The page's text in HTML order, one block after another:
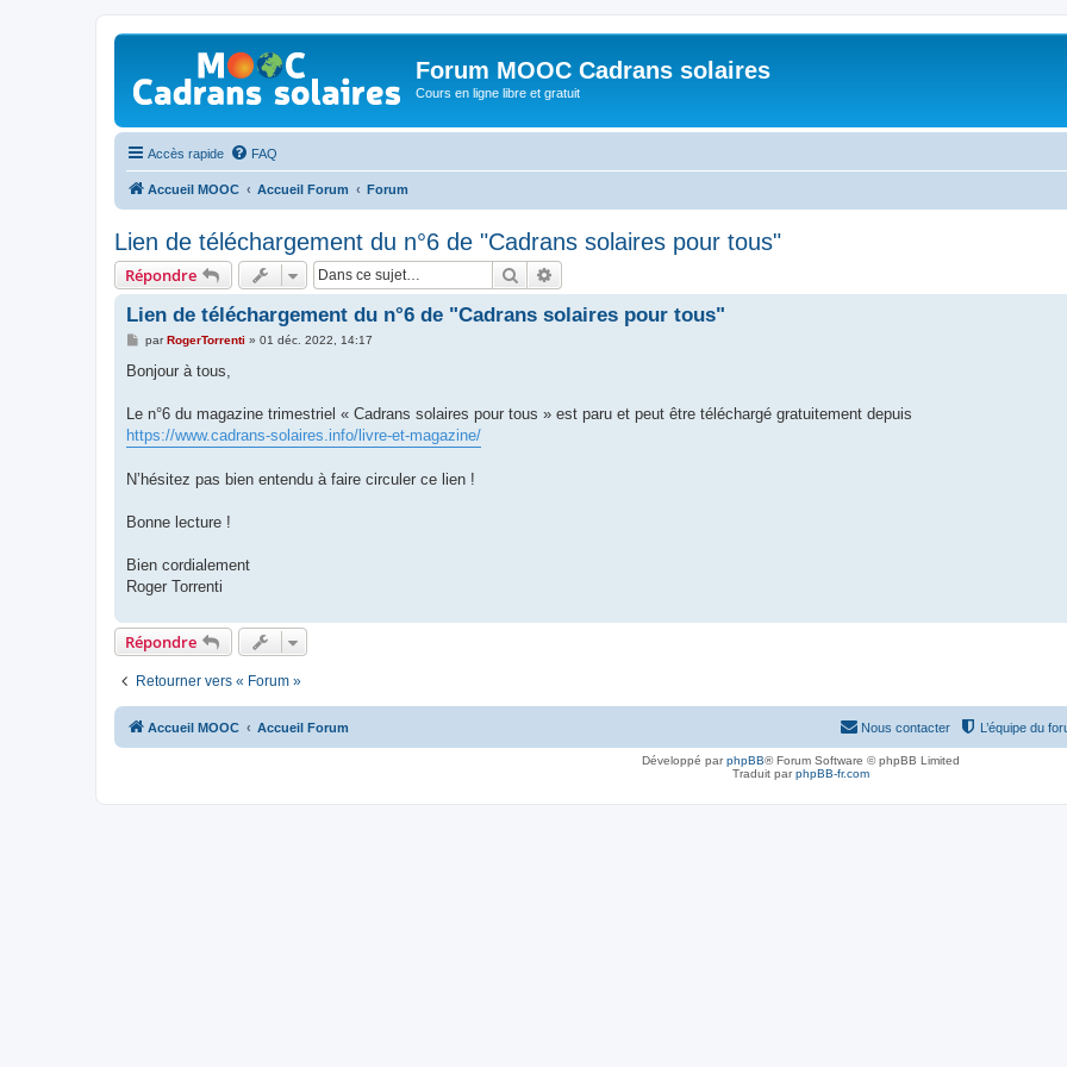
Forum MOOC Cadrans solaires
Cours en ligne libre et gratuit
Accès rapide FAQ
Accueil MOOC Accueil Forum Forum
Lien de téléchargement du n°6 de "Cadrans solaires pour tous"
Répondre Rechercher
Lien de téléchargement du n°6 de "Cadrans solaires pour tous"
M
s
g
parRogerTorrenti » 01 déc. 2022, 14:17
Bonjour à tous,
Le n°6 du magazine trimestriel « Cadrans solaires pour tous » est paru et peut être téléchargé gratuitement depuis
https://www.cadrans-solaires.info/livre-et-magazine/
N’hésitez pas bien entendu à faire circuler ce lien !
Bonne lecture !
Bien cordialement
Roger Torrenti
Répondre
Retourner vers « Forum »
Accueil MOOC Accueil Forum L’équipe du
Nous contacter
Développé parphpBB® Forum Software © phpBB Limited
Traduit parphpBB-fr.com